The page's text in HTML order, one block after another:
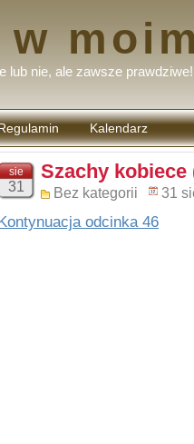
w
lub nie, ale zawsze prawdziwe!
Kalendarz
sie
31
Szachy kobiece
Bez kategorii 31
odcinka 46